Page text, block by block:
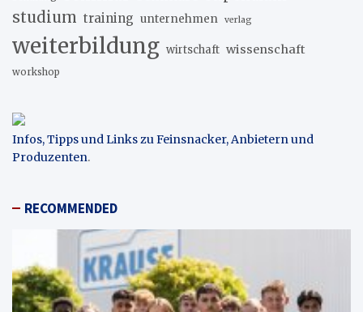
studium training unternehmen verlag
weiterbildung wirtschaft wissenschaft
workshop
Infos, Tipps und Links zu Feinsnacker, Anbietern und
Produzenten.
RECOMMENDED